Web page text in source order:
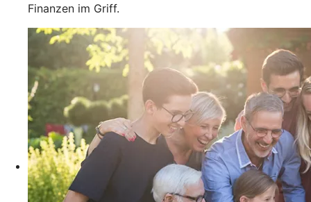
Finanzen im Griff.